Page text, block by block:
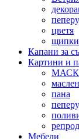
цветя
щипки
Капани за
Картини и
пана
Мебели